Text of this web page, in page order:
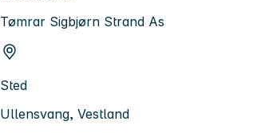
Tømrar Sigbjørn Strand As
Sted
Ullensvang, Vestland